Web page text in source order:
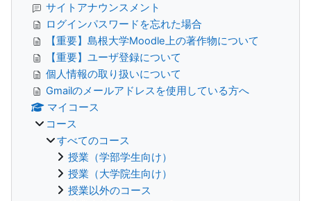
サイトアナウンスメント
ログインパスワードを忘れた場合
【重要】島根大学Moodle上の著作物について
【重要】ユーザ登録について
個人情報の取り扱いについて
Gmailのメールアドレスを使用している方へ
マイコース
コース
すべてのコース
授業（学部学生向け）
授業（大学院生向け）
授業以外のコース